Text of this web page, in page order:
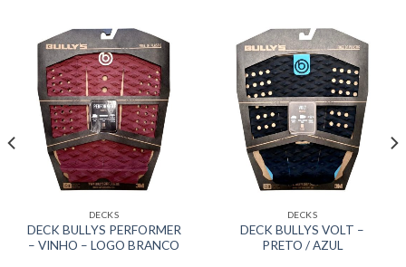
DECKS
DECK BULLYS PERFORMER
– VINHO – LOGO BRANCO
DECKS
DECK BULLYS VOLT –
PRETO / AZUL